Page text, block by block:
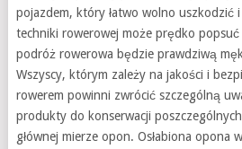
pojazdem, który łatwo wolno uszkodzić
techniki rowerowej może prędko
podróż rowerowa będzie prawdziwą
Wszyscy, którym zależy na jakości i
rowerem powinni zwrócić szczególną
produkty do konserwacji
głównej mierze opon. Osłabiona opona